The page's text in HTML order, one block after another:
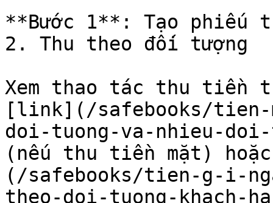
**Bước 1**: Tạo phiếu
2. Thu theo đối tượng
Xem thao tác thu
[link](/safebooks/
doi-tuong-va-nhieu-
(nếu thu tiền mặt)
(/safebooks/tien-g-i-
theo-doi-tuong-khach-